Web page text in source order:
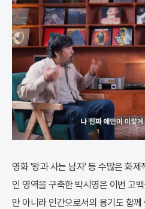
영화 '왕과 사는 남자' 등 수많은 화
인 영역을 구축한 박시영은 이번 고
만 아니라 인간으로서의 용기도 함께